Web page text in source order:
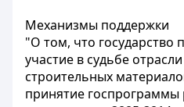
Механизмы поддержки
"О том, что государство
участие в судьбе
строительных
принятие госпрограммы